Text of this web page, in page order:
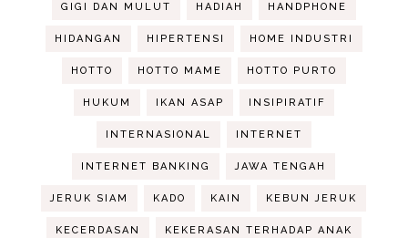
GIGI DAN MULUT HADIAH HANDPHONE
HIDANGAN HIPERTENSI HOME INDUSTRI
HOTTO HOTTO MAME HOTTO PURTO
HUKUM IKAN ASAP INSIPIRATIF
INTERNASIONAL INTERNET
INTERNET BANKING JAWA TENGAH
JERUK SIAM KADO KAIN KEBUN JERUK
KECERDASAN KEKERASAN TERHADAP ANAK